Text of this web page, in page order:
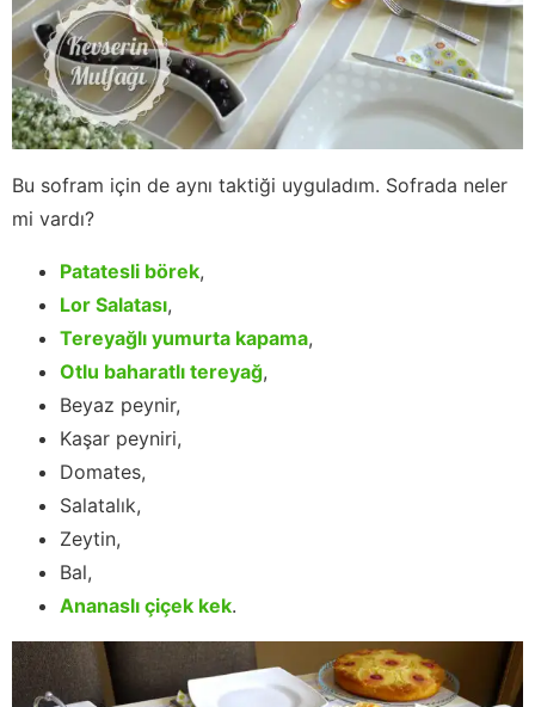
Bu sofram için de aynı taktiği uyguladım. Sofrada neler
mi vardı?
Patatesli börek,
Lor Salatası,
Tereyağlı yumurta kapama,
Otlu baharatlı tereyağ,
Beyaz peynir,
Kaşar peyniri,
Domates,
Salatalık,
Zeytin,
Bal,
Ananaslı çiçek kek.